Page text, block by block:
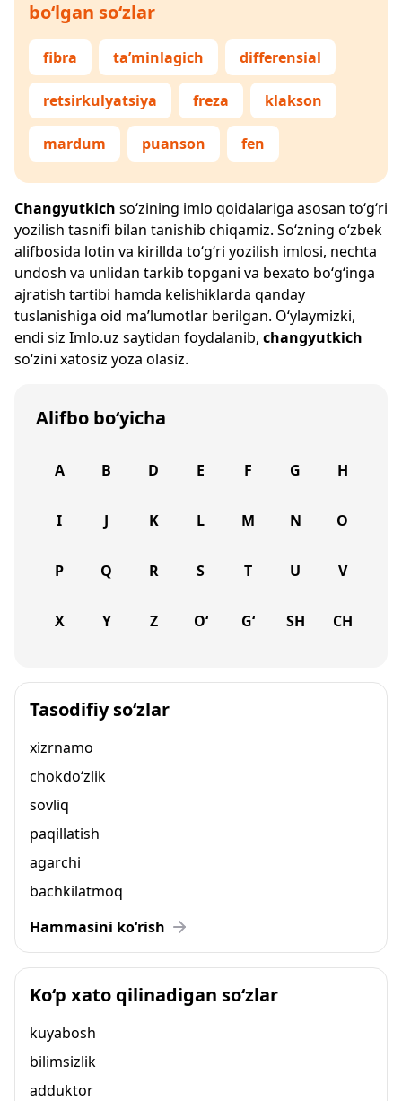
bo‘lgan so‘zlar
fibra ta’minlagich differensial
retsirkulyatsiya freza klakson
mardum puanson fen
Changyutkich so‘zining imlo qoidalariga asosan to‘g‘ri
yozilish tasnifi bilan tanishib chiqamiz. So‘zning o‘zbek
alifbosida lotin va kirillda to‘g‘ri yozilish imlosi, nechta
undosh va unlidan tarkib topgani va bexato bo‘g‘inga
ajratish tartibi hamda kelishiklarda qanday
tuslanishiga oid ma’lumotlar berilgan. O‘ylaymizki,
endi siz Imlo.uz saytidan foydalanib, changyutkich
so‘zini xatosiz yoza olasiz.
Alifbo bo‘yicha
A B D E F G H
I J K L M N O
P Q R S T U V
X Y Z O‘ G‘ SH CH
Tasodifiy so‘zlar
xizrnamo
chokdo‘zlik
sovliq
paqillatish
agarchi
bachkilatmoq
Hammasini ko‘rish
Ko‘p xato qilinadigan so‘zlar
kuyabosh
bilimsizlik
adduktor